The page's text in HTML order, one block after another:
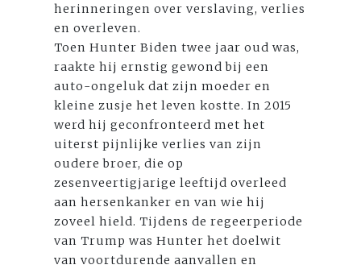
herinneringen over verslaving, verlies
en overleven.
Toen Hunter Biden twee jaar oud was,
raakte hij ernstig gewond bij een
auto-ongeluk dat zijn moeder en
kleine zusje het leven kostte. In 2015
werd hij geconfronteerd met het
uiterst pijnlijke verlies van zijn
oudere broer, die op
zesenveertigjarige leeftijd overleed
aan hersenkanker en van wie hij
zoveel hield. Tijdens de regeerperiode
van Trump was Hunter het doelwit
van voortdurende aanvallen en